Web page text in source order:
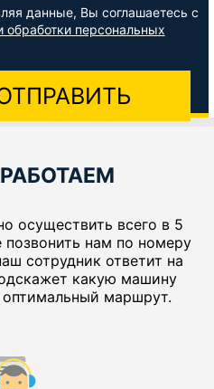
данные, Вы соглашаетесь с
обработки персональных
осуществить всего в 5
нам по номеру
сотрудник ответит на
какую машину
маршрут.